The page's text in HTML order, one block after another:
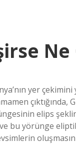
yer
çıktığında,
elips
bu yörünge